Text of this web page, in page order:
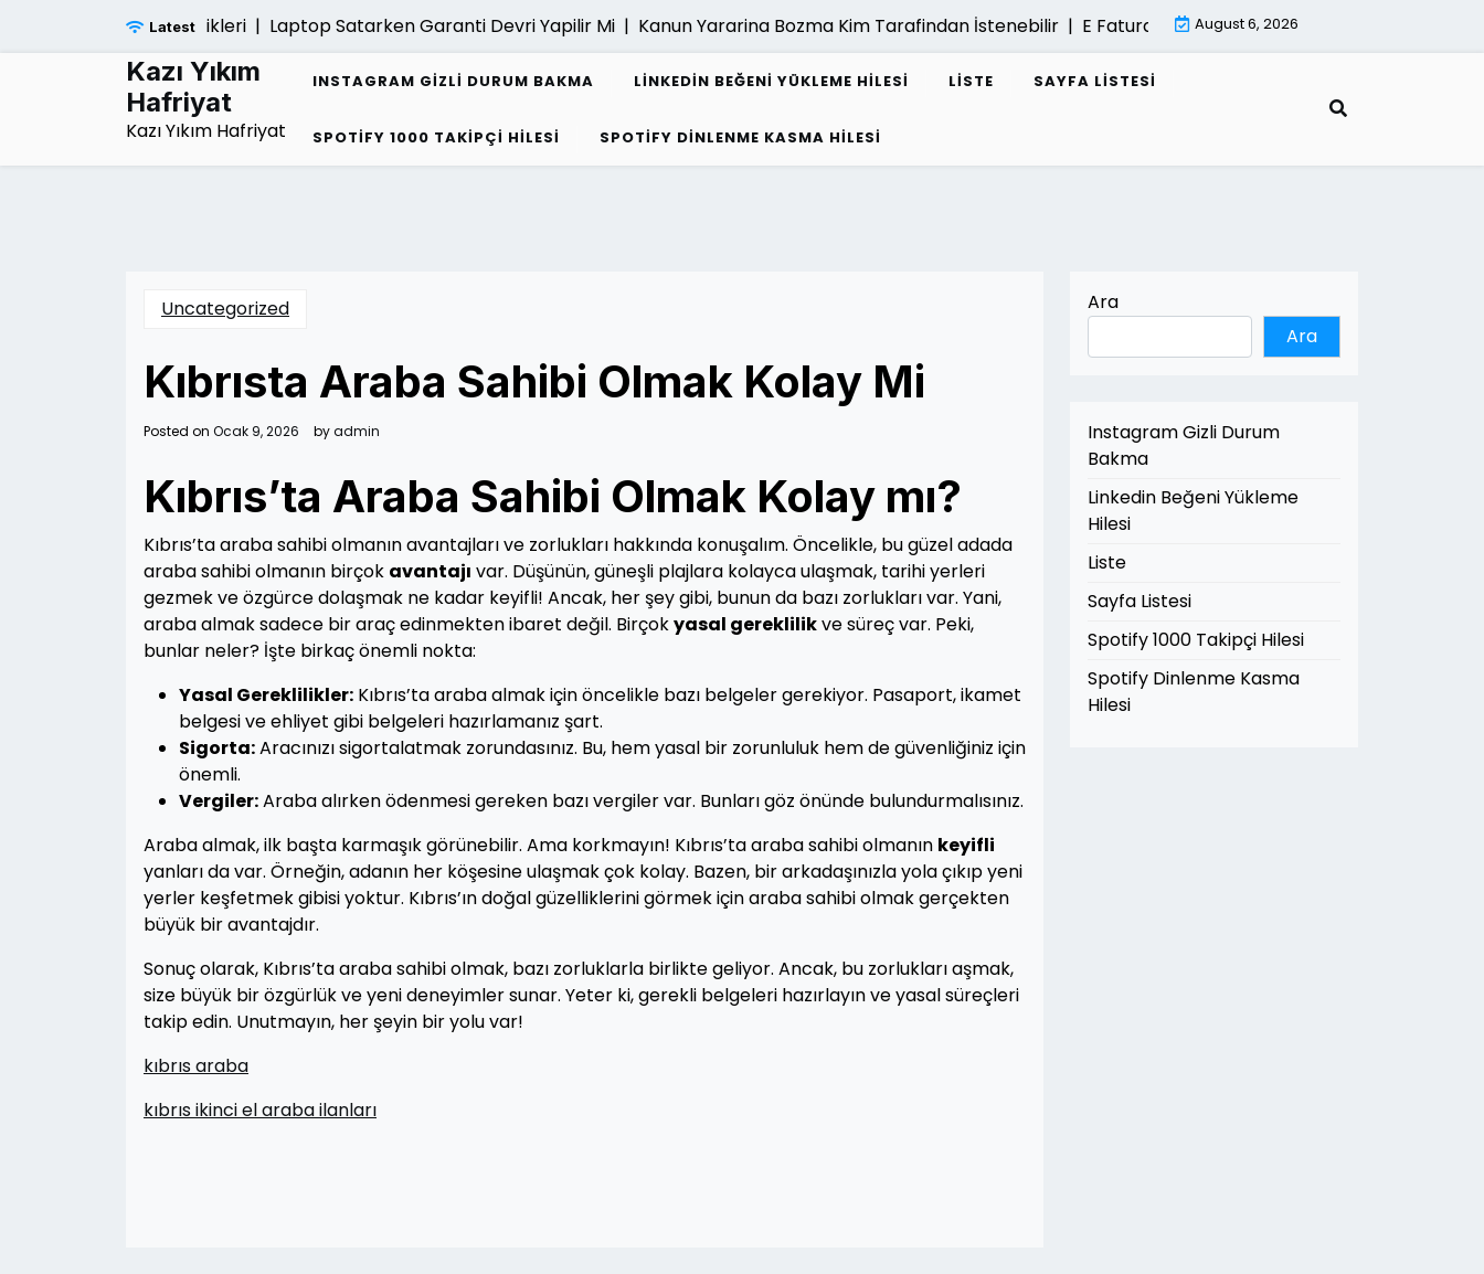
Latest
Ortak Ozellikleri |Laptop Satarken Garanti Devri Yapilir Mi |Kanun Yararina Bozma Kim Tarafindan İstenebilir |E Fatura Sisteminde Performans Sorunlari |
August 6, 2026
Kazı Yıkım
Hafriyat
Kazı Yıkım Hafriyat
INSTAGRAM GIZLI DURUM BAKMA LINKEDIN BEĞENI YÜKLEME HILESI LISTE SAYFA LISTESI
SPOTIFY 1000 TAKIPÇI HILESI SPOTIFY DINLENME KASMA HILESI
Uncategorized
Kıbrısta Araba Sahibi Olmak Kolay Mi
Posted on Ocak 9, 2026 byadmin
Kıbrıs’ta Araba Sahibi Olmak Kolay mı?
Kıbrıs’ta araba sahibi olmanın avantajları ve zorlukları hakkında konuşalım. Öncelikle, bu güzel adada
araba sahibi olmanın birçok avantajı var. Düşünün, güneşli plajlara kolayca ulaşmak, tarihi yerleri
gezmek ve özgürce dolaşmak ne kadar keyifli! Ancak, her şey gibi, bunun da bazı zorlukları var. Yani,
araba almak sadece bir araç edinmekten ibaret değil. Birçokyasal gereklilikve süreç var. Peki,
bunlar neler? İşte birkaç önemli nokta:
Yasal Gereklilikler: Kıbrıs’ta araba almak için öncelikle bazı belgeler gerekiyor. Pasaport, ikamet
belgesi ve ehliyet gibi belgeleri hazırlamanız şart.
Sigorta:Aracınızı sigortalatmak zorundasınız. Bu, hem yasal bir zorunluluk hem de güvenliğiniz için
önemli.
Vergiler:Araba alırken ödenmesi gereken bazı vergiler var. Bunları göz önünde bulundurmalısınız.
Araba almak, ilk başta karmaşık görünebilir. Ama korkmayın! Kıbrıs’ta araba sahibi olmanın keyifli
yanları da var. Örneğin, adanın her köşesine ulaşmak çok kolay. Bazen, bir arkadaşınızla yola çıkıp yeni
yerler keşfetmek gibisi yoktur. Kıbrıs’ın doğal güzelliklerini görmek için araba sahibi olmak gerçekten
büyük bir avantajdır.
Sonuç olarak, Kıbrıs’ta araba sahibi olmak, bazı zorluklarla birlikte geliyor. Ancak, bu zorlukları aşmak,
size büyük bir özgürlük ve yeni deneyimler sunar. Yeter ki, gerekli belgeleri hazırlayın ve yasal süreçleri
takip edin. Unutmayın, her şeyin bir yolu var!
kıbrıs araba
kıbrıs ikinci el araba ilanları
Ara
Ara
Instagram Gizli Durum
Bakma
Linkedin Beğeni Yükleme
Hilesi
Liste
Sayfa Listesi
Spotify 1000 Takipçi Hilesi
Spotify Dinlenme Kasma
Hilesi